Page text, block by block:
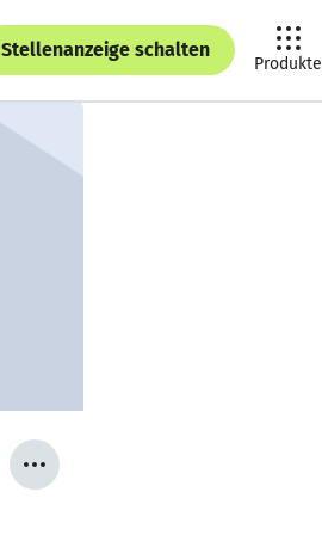
Stellenanzeige schalten
Produkte